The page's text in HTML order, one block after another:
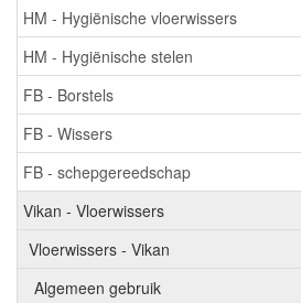
HM - Hygiënische vloerwissers
HM - Hygiënische stelen
FB - Borstels
FB - Wissers
FB - schepgereedschap
Vikan - Vloerwissers
Vloerwissers - Vikan
Algemeen gebruik